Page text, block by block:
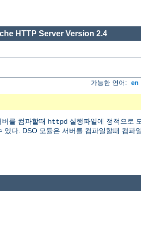
HTTP Server Version 2.4
가능한 언어: en
를 컴파할때 httpd 실행파일에 정적으로
다. DSO 모듈은 서버를 컴파일할때 컴파